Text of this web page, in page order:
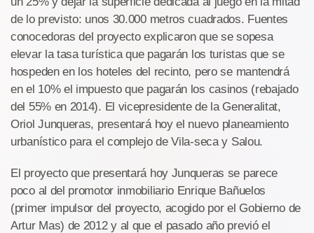
de lo previsto: unos 30.000 metros cuadrados. Fuentes
conocedoras del proyecto explicaron que se sopesa
elevar la tasa turística que pagarán los turistas que se
hospeden en los hoteles del recinto, pero se mantendrá
en el 10% el impuesto que pagarán los casinos (rebajado
del 55% en 2014). El vicepresidente de la Generalitat,
Oriol Junqueras, presentará hoy el nuevo planeamiento
urbanístico para el complejo de Vila-seca y Salou.
El proyecto que presentará hoy Junqueras se parece
poco al del promotor inmobiliario Enrique Bañuelos
(primer impulsor del proyecto, acogido por el Gobierno de
Artur Mas) de 2012 y al que el pasado año previó el